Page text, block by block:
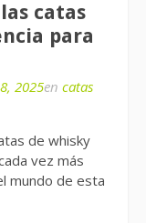
catas
para
2025en catas
de whisky
vez más
mundo de esta